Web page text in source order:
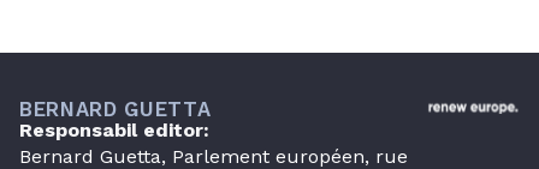
BERNARD GUETTA
Responsabil editor:
Bernard Guetta, Parlement européen, rue